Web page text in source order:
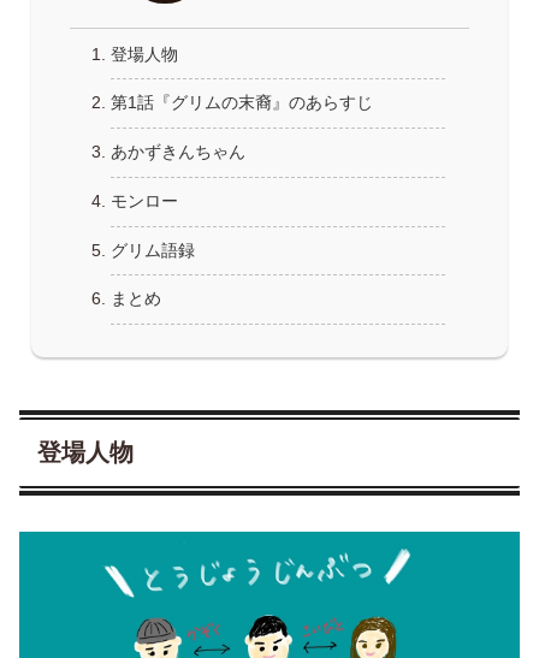
登場人物
第1話『グリムの末裔』のあらすじ
あかずきんちゃん
モンロー
グリム語録
まとめ
登場人物